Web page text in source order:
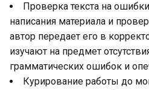
Проверка текста на
написания материала и
автор передает его в
изучают на предмет
грамматических ошибок и
Курирование работы до